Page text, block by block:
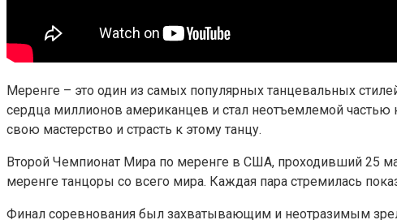
Меренге – это один из самых популярных танцевальных
сердца миллионов американцев и стал неотъемлемой
свою мастерство и страсть к этому танцу.
Второй Чемпионат Мира по меренге в США, проходивший 25
меренге танцоры со всего мира. Каждая пара стремилась
Финал соревнования был захватывающим и неотразимым